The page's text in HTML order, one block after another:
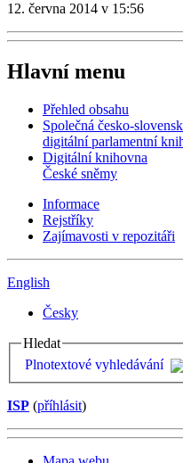
12. června 2014 v 15:56
Hlavní menu
Přehled obsahu
Společná česko-
digitální parlamentní
Digitální knihovna
České sněmy
Informace
Rejstříky
Zajímavosti v repozitáři
English
Česky
Hledat
Plnotextové vyhledávání
ISP (příhlásit)